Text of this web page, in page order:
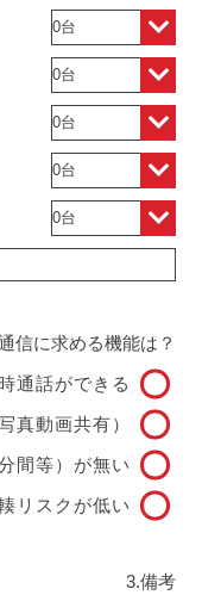
信に求める機能は？
通話ができる
真動画共有）
間等）が無い
リスクが低い
3.備考